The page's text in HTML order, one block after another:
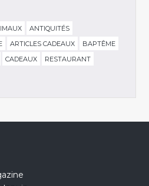
ANTIQUITÉS
ARTICLES CADEAUX
BAPTÊME
CADEAUX
RESTAURANT